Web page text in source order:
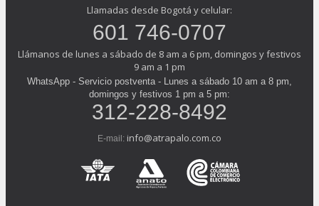
Llamadas desde Bogotá y celular:
601 746-0707
Llámanos de lunes a sábado de 8 am a 6 pm, domingos y festivos
9 am a 1 pm
WhatsApp - Servicio postventa - Lunes a sábado 10 am a 8 pm,
domingos y festivos 1 pm a 5 pm:
312-228-8492
E-mail: info@atrapalo.com.co